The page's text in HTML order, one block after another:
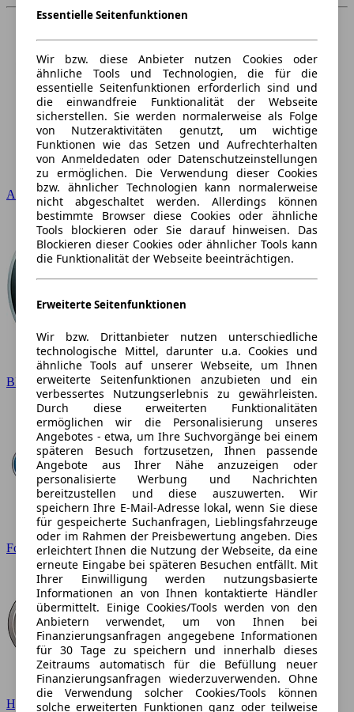
Audi
BMW
Ford
Hyundai
Essentielle Seitenfunktionen
Wir bzw. diese Anbieter nutzen Cookies oder
ähnliche Tools und Technologien, die für die
essentielle Seitenfunktionen erforderlich sind und
die einwandfreie Funktionalität der Webseite
sicherstellen. Sie werden normalerweise als Folge
von Nutzeraktivitäten genutzt, um wichtige
Funktionen wie das Setzen und Aufrechterhalten
von Anmeldedaten oder Datenschutzeinstellungen
zu ermöglichen. Die Verwendung dieser Cookies
bzw. ähnlicher Technologien kann normalerweise
nicht abgeschaltet werden. Allerdings können
bestimmte Browser diese Cookies oder ähnliche
Tools blockieren oder Sie darauf hinweisen. Das
Blockieren dieser Cookies oder ähnlicher Tools kann
die Funktionalität der Webseite beeinträchtigen.
Erweiterte Seitenfunktionen
Wir bzw. Drittanbieter nutzen unterschiedliche
technologische Mittel, darunter u.a. Cookies und
ähnliche Tools auf unserer Webseite, um Ihnen
erweiterte Seitenfunktionen anzubieten und ein
verbessertes Nutzungserlebnis zu gewährleisten.
Durch diese erweiterten Funktionalitäten
ermöglichen wir die Personalisierung unseres
Angebotes - etwa, um Ihre Suchvorgänge bei einem
späteren Besuch fortzusetzen, Ihnen passende
Angebote aus Ihrer Nähe anzuzeigen oder
personalisierte Werbung und Nachrichten
bereitzustellen und diese auszuwerten. Wir
speichern Ihre E-Mail-Adresse lokal, wenn Sie diese
für gespeicherte Suchanfragen, Lieblingsfahrzeuge
oder im Rahmen der Preisbewertung angeben. Dies
erleichtert Ihnen die Nutzung der Webseite, da eine
erneute Eingabe bei späteren Besuchen entfällt. Mit
Ihrer Einwilligung werden nutzungsbasierte
Informationen an von Ihnen kontaktierte Händler
übermittelt. Einige Cookies/Tools werden von den
Anbietern verwendet, um von Ihnen bei
Finanzierungsanfragen angegebene Informationen
für 30 Tage zu speichern und innerhalb dieses
Zeitraums automatisch für die Befüllung neuer
Finanzierungsanfragen wiederzuverwenden. Ohne
die Verwendung solcher Cookies/Tools können
solche erweiterten Funktionen ganz oder teilweise